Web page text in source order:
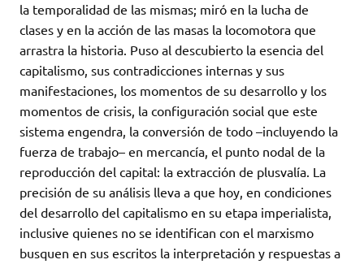
la temporalidad de las mismas; miró en la lucha de
clases y en la acción de las masas la locomotora que
arrastra la historia. Puso al descubierto la esencia del
capitalismo, sus contradicciones internas y sus
manifestaciones, los momentos de su desarrollo y los
momentos de crisis, la configuración social que este
sistema engendra, la conversión de todo –incluyendo la
fuerza de trabajo– en mercancía, el punto nodal de la
reproducción del capital: la extracción de plusvalía. La
precisión de su análisis lleva a que hoy, en condiciones
del desarrollo del capitalismo en su etapa imperialista,
inclusive quienes no se identifican con el marxismo
busquen en sus escritos la interpretación y respuestas a